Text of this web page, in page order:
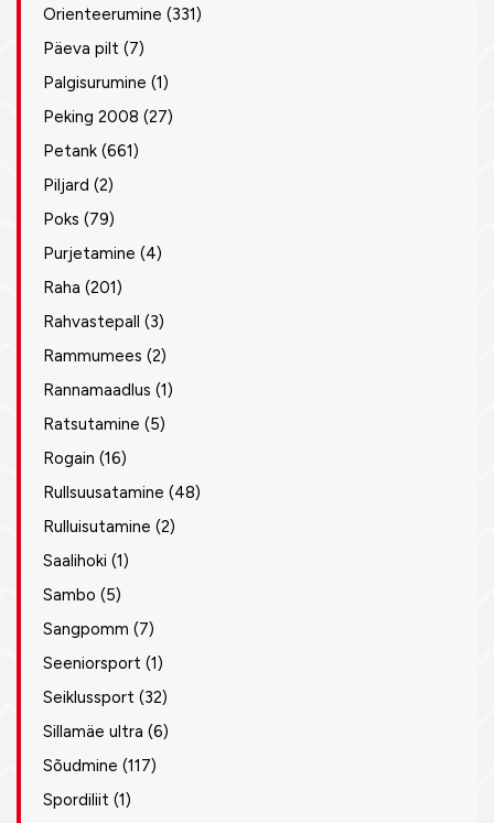
Orienteerumine (331)
Päeva pilt (7)
Palgisurumine (1)
Peking 2008 (27)
Petank (661)
Piljard (2)
Poks (79)
Purjetamine (4)
Raha (201)
Rahvastepall (3)
Rammumees (2)
Rannamaadlus (1)
Ratsutamine (5)
Rogain (16)
Rullsuusatamine (48)
Rulluisutamine (2)
Saalihoki (1)
Sambo (5)
Sangpomm (7)
Seeniorsport (1)
Seiklussport (32)
Sillamäe ultra (6)
Sõudmine (117)
Spordiliit (1)